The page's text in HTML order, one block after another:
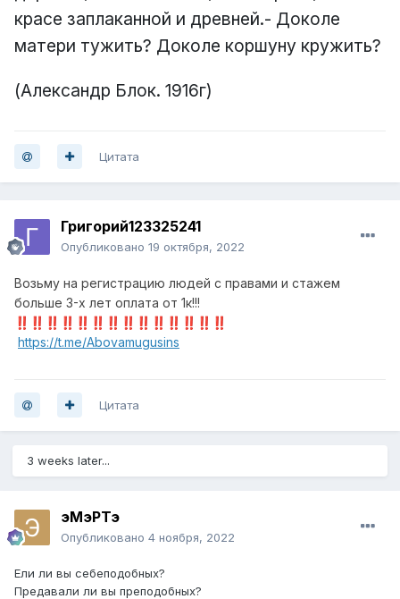
красе заплаканной и древней.- Доколе
матери тужить? Доколе коршуну кружить?
(Александр Блок. 1916г)
Цитата
Григорий123325241
Опубликовано 19 октября, 2022
Возьму на регистрацию людей с правами и стажем
больше 3-х лет оплата от 1к!!!
‼️ ‼️ ‼️ ‼️ ‼️ ‼️ ‼️ ‼️ ‼️ ‼️ ‼️ ‼️ ‼️ ‼️
https://t.me/Abovamugusins
Цитата
3 weeks later...
эМэРТэ
Опубликовано 4 ноября, 2022
Ели ли вы себеподобных?
Предавали ли вы преподобных?